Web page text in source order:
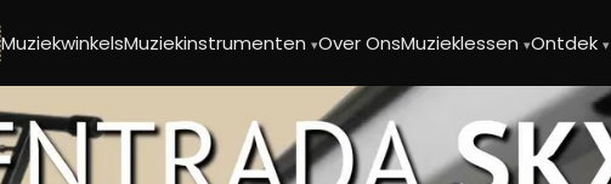
MuziekwinkelsMuziekinstrumenten▾Over OnsMuzieklessen▾Ontdek▾